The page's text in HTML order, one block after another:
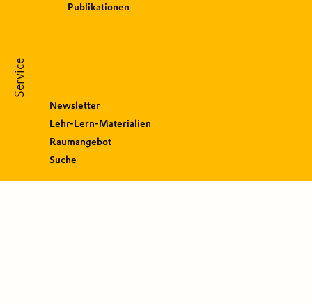
Publikationen
Service
Newsletter
Lehr-Lern-Materialien
Raumangebot
Suche